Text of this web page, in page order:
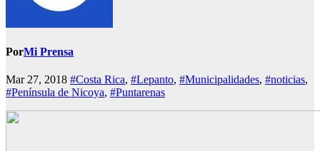
PorMi Prensa
Mar 27, 2018 #Costa Rica, #Lepanto, #Municipalidades, #noticias,
#Península de Nicoya, #Puntarenas